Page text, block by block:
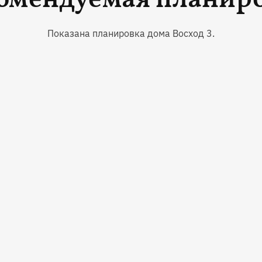
Показана планировка дома Восход 3.